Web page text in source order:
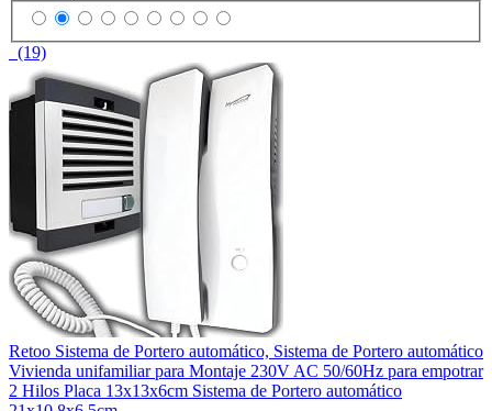
(19)
Retoo Sistema de Portero automático, Sistema de Portero automático
Vivienda unifamiliar para Montaje 230V AC 50/60Hz para empotrar
2 Hilos Placa 13x13x6cm Sistema de Portero automático